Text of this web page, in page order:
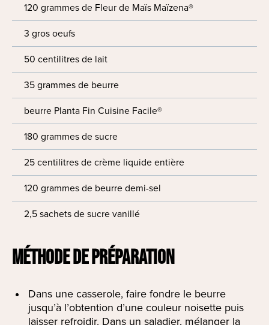
120 grammes de Fleur de Maïs Maïzena®
3 gros oeufs
50 centilitres de lait
35 grammes de beurre
beurre Planta Fin Cuisine Facile®
180 grammes de sucre
25 centilitres de crème liquide entière
120 grammes de beurre demi-sel
2,5 sachets de sucre vanillé
MÉTHODE DE PRÉPARATION
Dans une casserole, faire fondre le beurre
jusqu’à l’obtention d’une couleur noisette puis
laisser refroidir. Dans un saladier, mélanger la